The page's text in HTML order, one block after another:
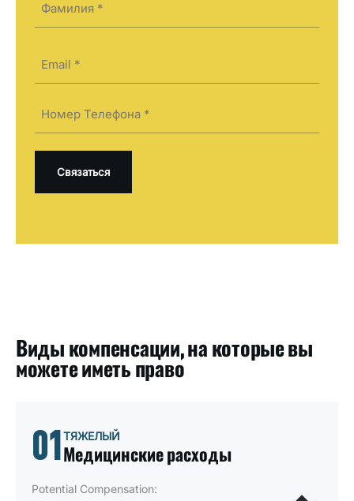
Виды компенсации, на которые вы
можете иметь право
01ТЯЖЕЛЫЙ
Медицинские расходы
Potential Compensation: